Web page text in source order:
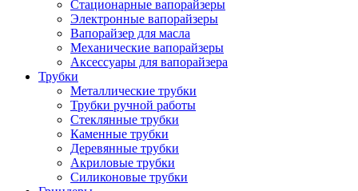
Стационарные вапорайзеры
Электронные вапорайзеры
Вапорайзер для масла
Механические вапорайзеры
Аксессуары для вапорайзера
Трубки
Металлические трубки
Трубки ручной работы
Стеклянные трубки
Каменные трубки
Деревянные трубки
Акриловые трубки
Силиконовые трубки